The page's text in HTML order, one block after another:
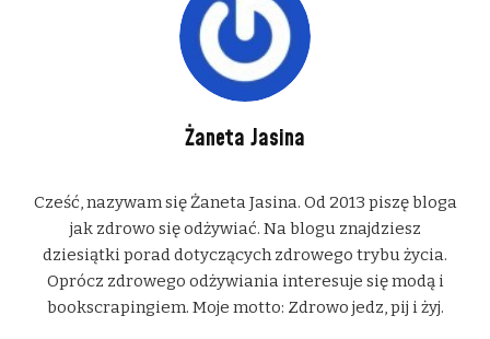
Żaneta Jasina
Cześć, nazywam się Żaneta Jasina. Od 2013 piszę bloga
jak zdrowo się odżywiać. Na blogu znajdziesz
dziesiątki porad dotyczących zdrowego trybu życia.
Oprócz zdrowego odżywiania interesuje się modą i
bookscrapingiem. Moje motto: Zdrowo jedz, pij i żyj.